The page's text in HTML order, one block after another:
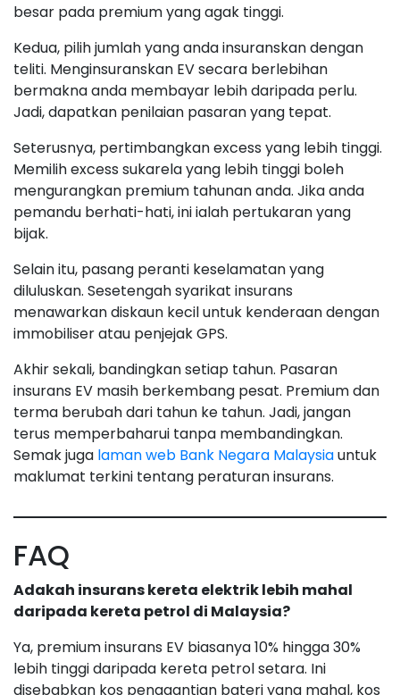
besar pada premium yang agak tinggi.
Kedua, pilih jumlah yang anda insuranskan dengan
teliti. Menginsuranskan EV secara berlebihan
bermakna anda membayar lebih daripada perlu.
Jadi, dapatkan penilaian pasaran yang tepat.
Seterusnya, pertimbangkan excess yang lebih tinggi.
Memilih excess sukarela yang lebih tinggi boleh
mengurangkan premium tahunan anda. Jika anda
pemandu berhati-hati, ini ialah pertukaran yang
bijak.
Selain itu, pasang peranti keselamatan yang
diluluskan. Sesetengah syarikat insurans
menawarkan diskaun kecil untuk kenderaan dengan
immobiliser atau penjejak GPS.
Akhir sekali, bandingkan setiap tahun. Pasaran
insurans EV masih berkembang pesat. Premium dan
terma berubah dari tahun ke tahun. Jadi, jangan
terus memperbaharui tanpa membandingkan.
Semak juga laman web Bank Negara Malaysiauntuk
maklumat terkini tentang peraturan insurans.
FAQ
Adakah insurans kereta elektrik lebih mahal
daripada kereta petrol di Malaysia?
Ya, premium insurans EV biasanya 10% hingga 30%
lebih tinggi daripada kereta petrol setara. Ini
disebabkan kos penggantian bateri yang mahal, kos